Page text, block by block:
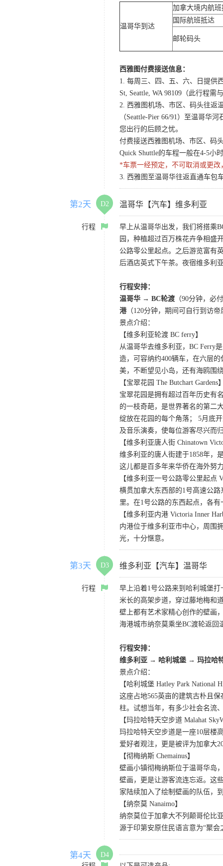
温哥华到达
加拿大境内航班
国际航班抵达
邮轮码头
西雅图付费接送信息：
1. 每周三、四、五、六、日提供
St, Seattle, WA 98109（此行程
2. 西雅图机场、市区、码头往返
（Seattle-Pier 66/91）至温哥华
您出行的后顾之忧。
付费接送西雅图机场、市区、码
Quick Shuttle的车程一般在4-5小
*车票一经预定，不可取消或更
3. 西雅图至温哥华往返直通车包
第2天 D2 温哥华【汽车】维多利亚
行程
早上从温哥华出发，我们将搭乘
园，种植超过百万株花卉争相盛
公路零公里起点。之后游览富有
后酒店英式下午茶。夜宿维多利
行程安排：
温哥华 → BC轮渡 （90分钟，必
港（120分钟，期间可自行到访
景点介绍：
【维多利亚轮渡 BC ferry】
从温哥华去维多利亚，BC Ferry
造，可容纳约400辆车，在六层
美，不断望见小岛，还有海鸥围
【宝翠花园 The Butchart Gardens
宝翠花园是拥有超过百年历史有
的一枝奇葩，是世界著名的第二
绽放在花园的每个角落； 5月底
及音乐演奏，使每位游客尽兴而
【维多利亚唐人街 Chinatown
维多利亚的唐人街建于1858年，
这儿都是百多年来华侨在海外努
【维多利亚一号公路零公里起点
横贯加拿大东西部的1号高速公
里。在1号公路的东西起点，各
【维多利亚内港 Victoria Inner
内港位于维多利亚市中心，周围
光，十分惬意。
第3天 D3 维多利亚【汽车】温哥华
行程
早上沿着1号公路来到哈利城堡
米长的高架步道，穿过藤地梅和
壁上都有艺术家精心创作的壁画
海港城市纳奈莫乘坐BC渡轮返回
行程安排：
维多利亚 → 哈利城堡 → 玛拉哈
景点介绍：
【哈利城堡 Hatley Park National
这座占地565英亩的建筑古朴且
柱。试想当年，有多少社会名流
【玛拉哈特天空步道 Malahat
玛拉哈特天空步道是一座10层楼
爱好者观注，更是被评为加拿大
【彻梅纳斯 Chemainus】
壁画小镇彻梅纳斯位于温哥华岛
壁画，更是让游客流连忘返。这
家陆续加入了绘制壁画的队伍，
【纳奈莫 Nanaimo】
纳奈莫位于加拿大不列颠哥伦比
源于印第安原住民语言意为“聚
第4天
D4